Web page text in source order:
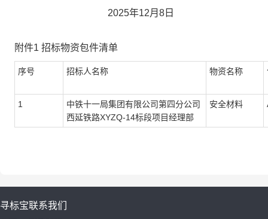
2025年12月 8 日
附件1 招标物资包件清单
序号 招标人名称 物资名称
1
中铁十一局集团有限公司第四分公司
西延铁路XYZQ-14标段项目经理部
安全材料
寻标宝联系我们